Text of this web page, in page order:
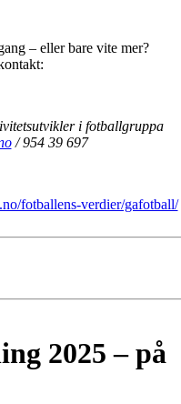
– eller bare vite mer?
i fotballgruppa
/ 954 39 697
fotballens-verdier/gafotball/
2025 – på